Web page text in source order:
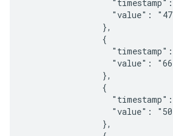
"value":
                },
                {
"value":
                },
                {
"value":
                },